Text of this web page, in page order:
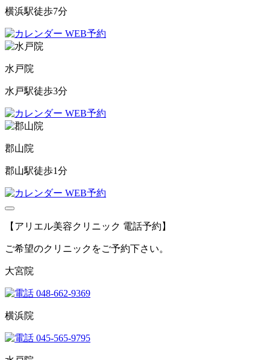
横浜駅徒歩7分
WEB予約
水戸院
水戸駅徒歩3分
WEB予約
郡山院
郡山駅徒歩1分
WEB予約
【アリエル美容クリニック 電話予約】
ご希望のクリニックをご予約下さい。
大宮院
048-662-9369
横浜院
045-565-9795